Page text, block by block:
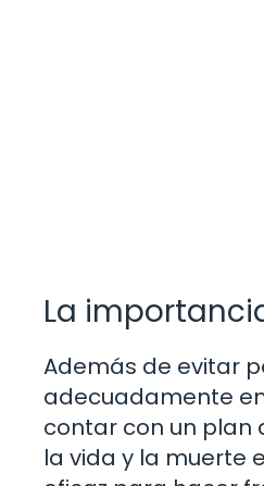
La
Además de evitar
adecuadamente
contar con un plan
la vida y la muerte